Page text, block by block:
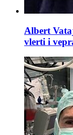
Albert
vlerti i